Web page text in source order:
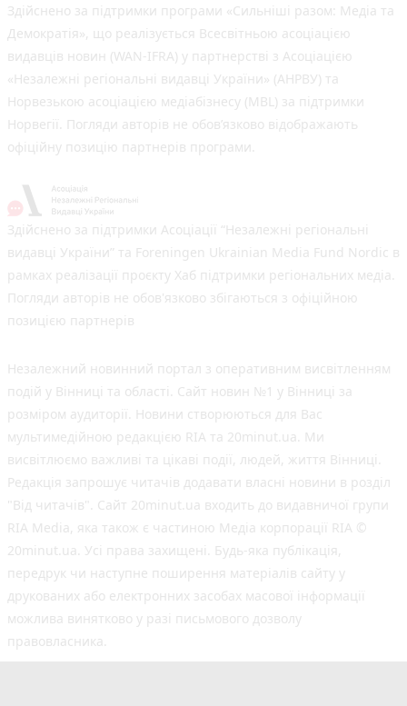
Здійснено за підтримки програми «Сильніші разом: Медіа та
Демократія», що реалізується Всесвітньою асоціацією
видавців новин (WAN-IFRA) у партнерстві з Асоціацією
«Незалежні регіональні видавці України» (АНРВУ) та
Норвезькою асоціацією медіабізнесу (MBL) за підтримки
Норвегії. Погляди авторів не обов’язково відображають
офіційну позицію партнерів програми.
Здійснено за підтримки Асоціації “Незалежні регіональні
видавці України” та Foreningen Ukrainian Media Fund Nordic в
рамках реалізації проєкту Хаб підтримки регіональних медіа.
Погляди авторів не обов'язково збігаються з офіційною
позицією партнерів
Незалежний новинний портал з оперативним висвітленням
подій у Вінниці та області. Сайт новин №1 у Вінниці за
розміром аудиторії. Новини створюються для Вас
мультимедійною редакцією RIA та 20minut.ua. Ми
висвітлюємо важливі та цікаві події, людей, життя Вінниці.
Редакція запрошує читачів додавати власні новини в розділ
"Від читачів". Сайт 20minut.ua входить до видавничої групи
RIA Media, яка також є частиною Медіа корпорації RIA ©
20minut.ua. Усі права захищені. Будь-яка публiкацiя,
передрук чи наступне поширення матеріалів сайту у
друкованих або електронних засобах масової інформації
можлива винятково у разі письмового дозволу
правовласника.